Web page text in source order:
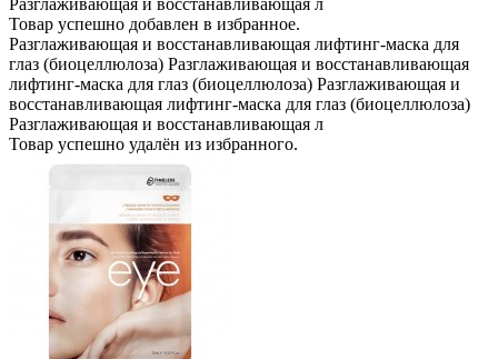
Товар успешно добавлен в избранное.
Разглаживающая и восстанавливающая лифтинг-маска для
глаз (биоцеллюлоза) Разглаживающая и восстанавливающая
лифтинг-маска для глаз (биоцеллюлоза) Разглаживающая и
восстанавливающая лифтинг-маска для глаз (биоцеллюлоза)
Разглаживающая и восстанавливающая л
Товар успешно удалён из избранного.